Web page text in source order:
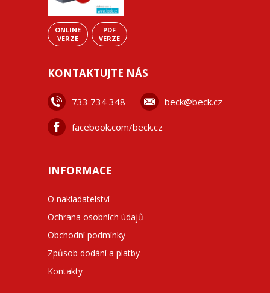
ONLINE
VERZE
PDF
VERZE
KONTAKTUJTE NÁS
733 734 348 beck@beck.cz
facebook.com/beck.cz
INFORMACE
O nakladatelství
Ochrana osobních údajů
Obchodní podmínky
Způsob dodání a platby
Kontakty